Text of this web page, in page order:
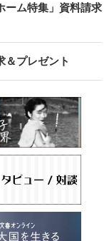
ーム特集」資料請求
＆プレゼント